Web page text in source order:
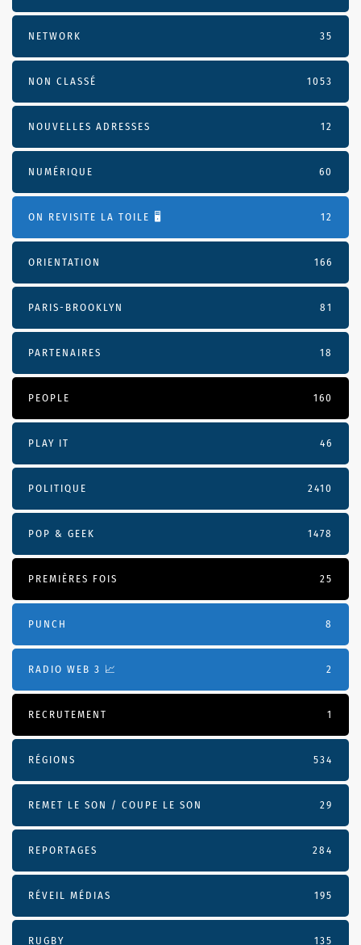
NETWORK 35
NON CLASSÉ 1053
NOUVELLES ADRESSES 12
NUMÉRIQUE 60
ON REVISITE LA TOILE 🖥️ 12
ORIENTATION 166
PARIS-BROOKLYN 81
PARTENAIRES 18
PEOPLE 160
PLAY IT 46
POLITIQUE 2410
POP & GEEK 1478
PREMIÈRES FOIS 25
PUNCH 8
RADIO WEB 3 📈 2
RECRUTEMENT 1
RÉGIONS 534
REMET LE SON / COUPE LE SON 29
REPORTAGES 284
RÉVEIL MÉDIAS 195
RUGBY 135